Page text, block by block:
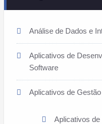
Análise de Dados e
Aplicativos de
Software
Aplicativos de Gestão
Aplicativos